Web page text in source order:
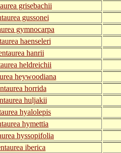
grisebachii
gussonei
gymnocarpa
haenseleri
hanrii
heldreichii
heywoodiana
horrida
huljakii
hyalolepis
hymettia
hyssopifolia
iberica